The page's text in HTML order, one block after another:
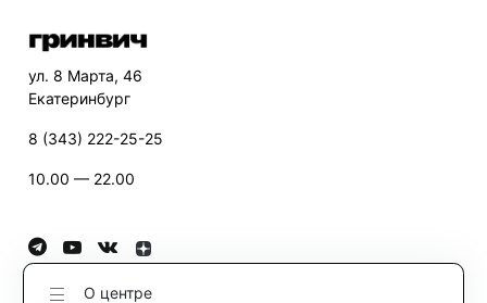
ул. 8 Марта, 46
Екатеринбург
8 (343) 222-25-25
10.00 — 22.00
О центре